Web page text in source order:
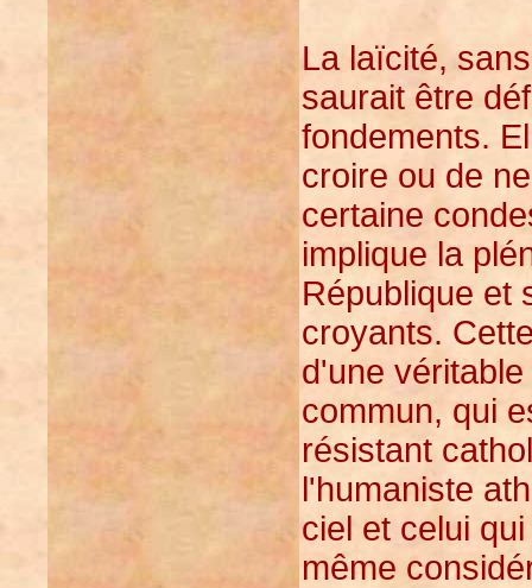
La laïcité,
saurait être
fondements.
croire ou de
certaine
implique la
République et
croyants.
d'une
commun, qui
résistant
l'humaniste
ciel et celui
même